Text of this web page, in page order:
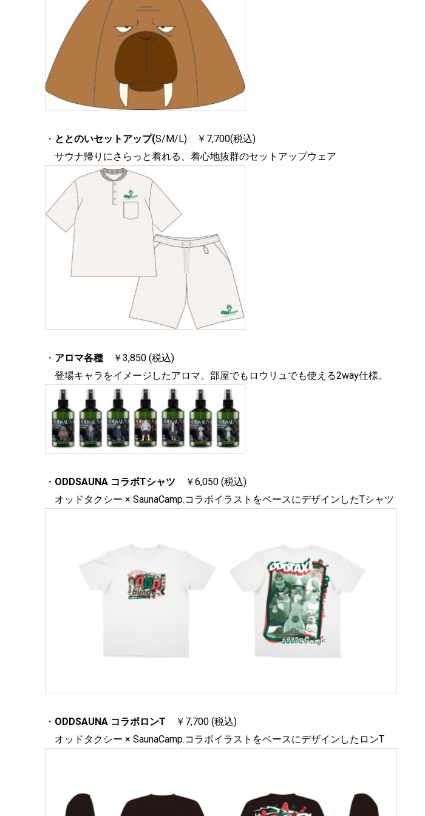
・ ととのいセットアップ(S/M/L) ￥7,700(税込)
サウナ帰りにさらっと着れる、着心地抜群のセットアップウェア
・ アロマ各種 ￥3,850 (税込)
登場キャラをイメージしたアロマ。部屋でもロウリュでも使える2way仕様。
・ ODDSAUNA コラボTシャツ ￥6,050 (税込)
オッドタクシー × SaunaCamp.コラボイラストをベースにデザインしたTシャツ
・ ODDSAUNA コラボロンT ￥7,700 (税込)
オッドタクシー × SaunaCamp.コラボイラストをベースにデザインしたロンT